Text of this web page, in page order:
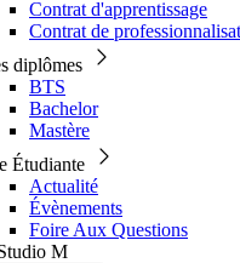
Contrat d'apprentissage
Contrat de
diplômes
BTS
Bachelor
Mastère
Étudiante
Actualité
Évènements
Foire Aux Questions
M